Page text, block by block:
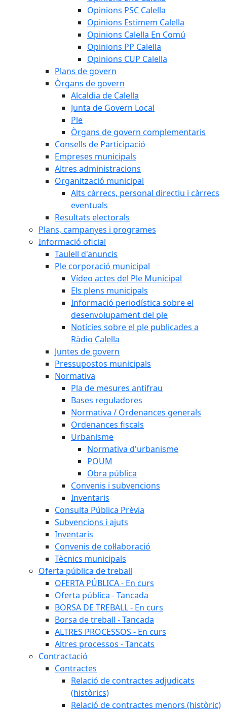
Opinions PSC Calella
Opinions Estimem Calella
Opinions Calella En Comú
Opinions PP Calella
Opinions CUP Calella
Plans de govern
Òrgans de govern
Alcaldia de Calella
Junta de Govern Local
Ple
Òrgans de govern complementaris
Consells de Participació
Empreses municipals
Altres administracions
Organització municipal
Alts càrrecs, personal directiu i càrrecs
eventuals
Resultats electorals
Plans, campanyes i programes
Informació oficial
Taulell d'anuncis
Ple corporació municipal
Vídeo actes del Ple Municipal
Els plens municipals
Informació periodística sobre el
desenvolupament del ple
Notícies sobre el ple publicades a
Ràdio Calella
Juntes de govern
Pressupostos municipals
Normativa
Pla de mesures antifrau
Bases reguladores
Normativa / Ordenances generals
Ordenances fiscals
Urbanisme
Normativa d'urbanisme
POUM
Obra pública
Convenis i subvencions
Inventaris
Consulta Pública Prèvia
Subvencions i ajuts
Inventaris
Convenis de col·laboració
Tècnics municipals
Oferta pública de treball
OFERTA PÚBLICA - En curs
Oferta pública - Tancada
BORSA DE TREBALL - En curs
Borsa de treball - Tancada
ALTRES PROCESSOS - En curs
Altres processos - Tancats
Contractació
Contractes
Relació de contractes adjudicats
(històrics)
Relació de contractes menors (històric)